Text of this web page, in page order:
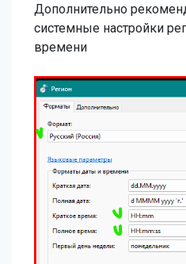
Дополнительно
системные настройки
времени